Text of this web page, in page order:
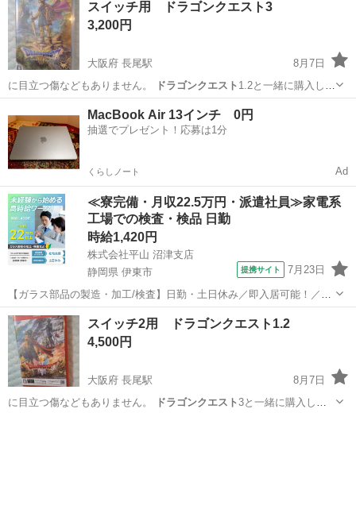
スイッチ用 ドラゴンクエスト3
3,200円
大阪府 長尾駅
8月7日
に目立つ傷などもありません。
ドラゴンクエスト 1.2と一緒に購入して
いただける…
テレビゲーム ドラゴンクエスト3
MacBook Air 13インチ 0円
抽選でプレゼント！応募は1分
くらしノート Ad
≪寮完備・月収22.5万円・派遣社員≫家電系
工場での検査・検品 日勤
時給1,420円
株式会社平山 沼津支店
静岡県 伊東市
提携サイト 7月23日
【ガラス部品の製造・加工/検査】日勤・土日休み／即入居可能！／伊
豆でのんびりライフ♪ ガラス部品の製造・加工/検査 【株式会社平山で
の正社員採用（無期雇用派遣）となります】 「2人で同じ職場で働き
たい」 「仕事も休みも一...
静岡 伊東市 その他
スイッチ2用 ドラゴンクエスト1.2
4,500円
大阪府 長尾駅
8月7日
に目立つ傷などもありません。
ドラゴンクエスト3と一緒に購入して